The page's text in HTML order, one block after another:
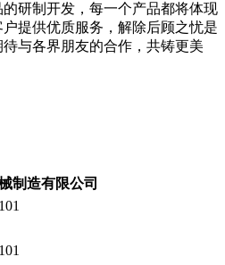
制开发，每一个产品都将体现
提供优质服务，解除后顾之忧是
与各界朋友的合作，共铸更美
制造有限公司